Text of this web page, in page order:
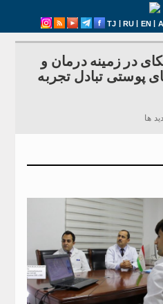
TJ | RU | EN |
در زمینه درمان و
پوستی تبادل تجربه